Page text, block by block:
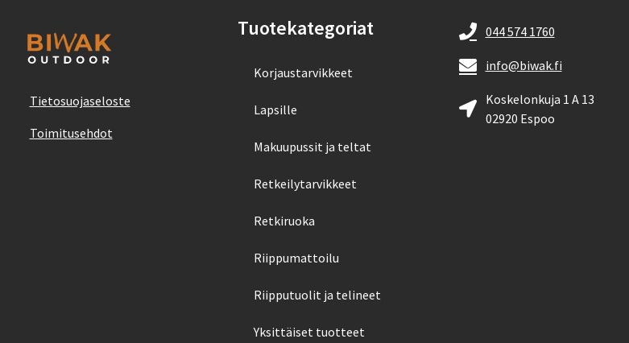
Tietosuojaseloste
Toimitusehdot
Tuotekategoriat
Korjaustarvikkeet
Lapsille
Makuupussit ja teltat
Retkeilytarvikkeet
Retkiruoka
Riippumattoilu
Riipputuolit ja telineet
Yksittäiset tuotteet
044 574 1760
info@biwak.fi
Koskelonkuja 1 A 13
02920 Espoo